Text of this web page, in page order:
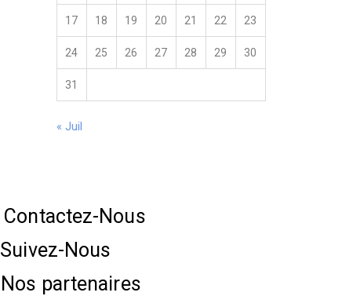
17 18 19 20 21 22 23
24 25 26 27 28 29 30
31
« Juil
Contactez-Nous
Suivez-Nous
Nos partenaires